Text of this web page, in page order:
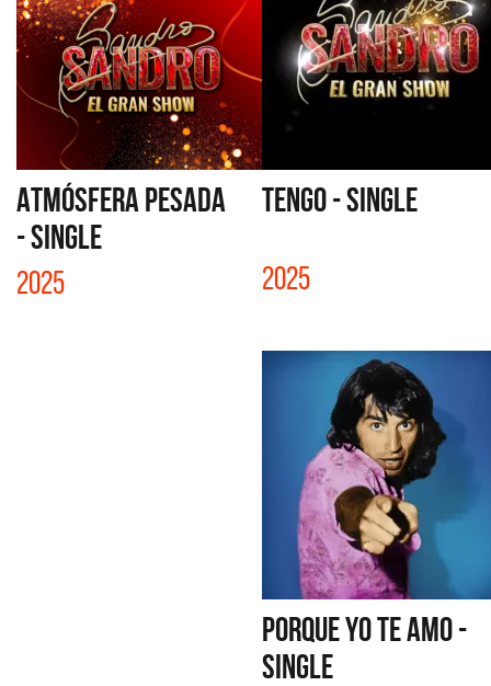
ATMÓSFERA PESADA
- SINGLE
2025
TENGO - SINGLE
2025
PORQUE YO TE AMO -
SINGLE